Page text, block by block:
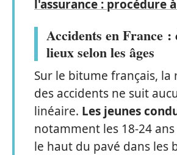
l'assurance : procédure
Accidents en France :
lieux selon les âges
Sur le bitume français,
des accidents ne suit
linéaire. Les jeunes
notamment les 18-24
le haut du pavé dans les